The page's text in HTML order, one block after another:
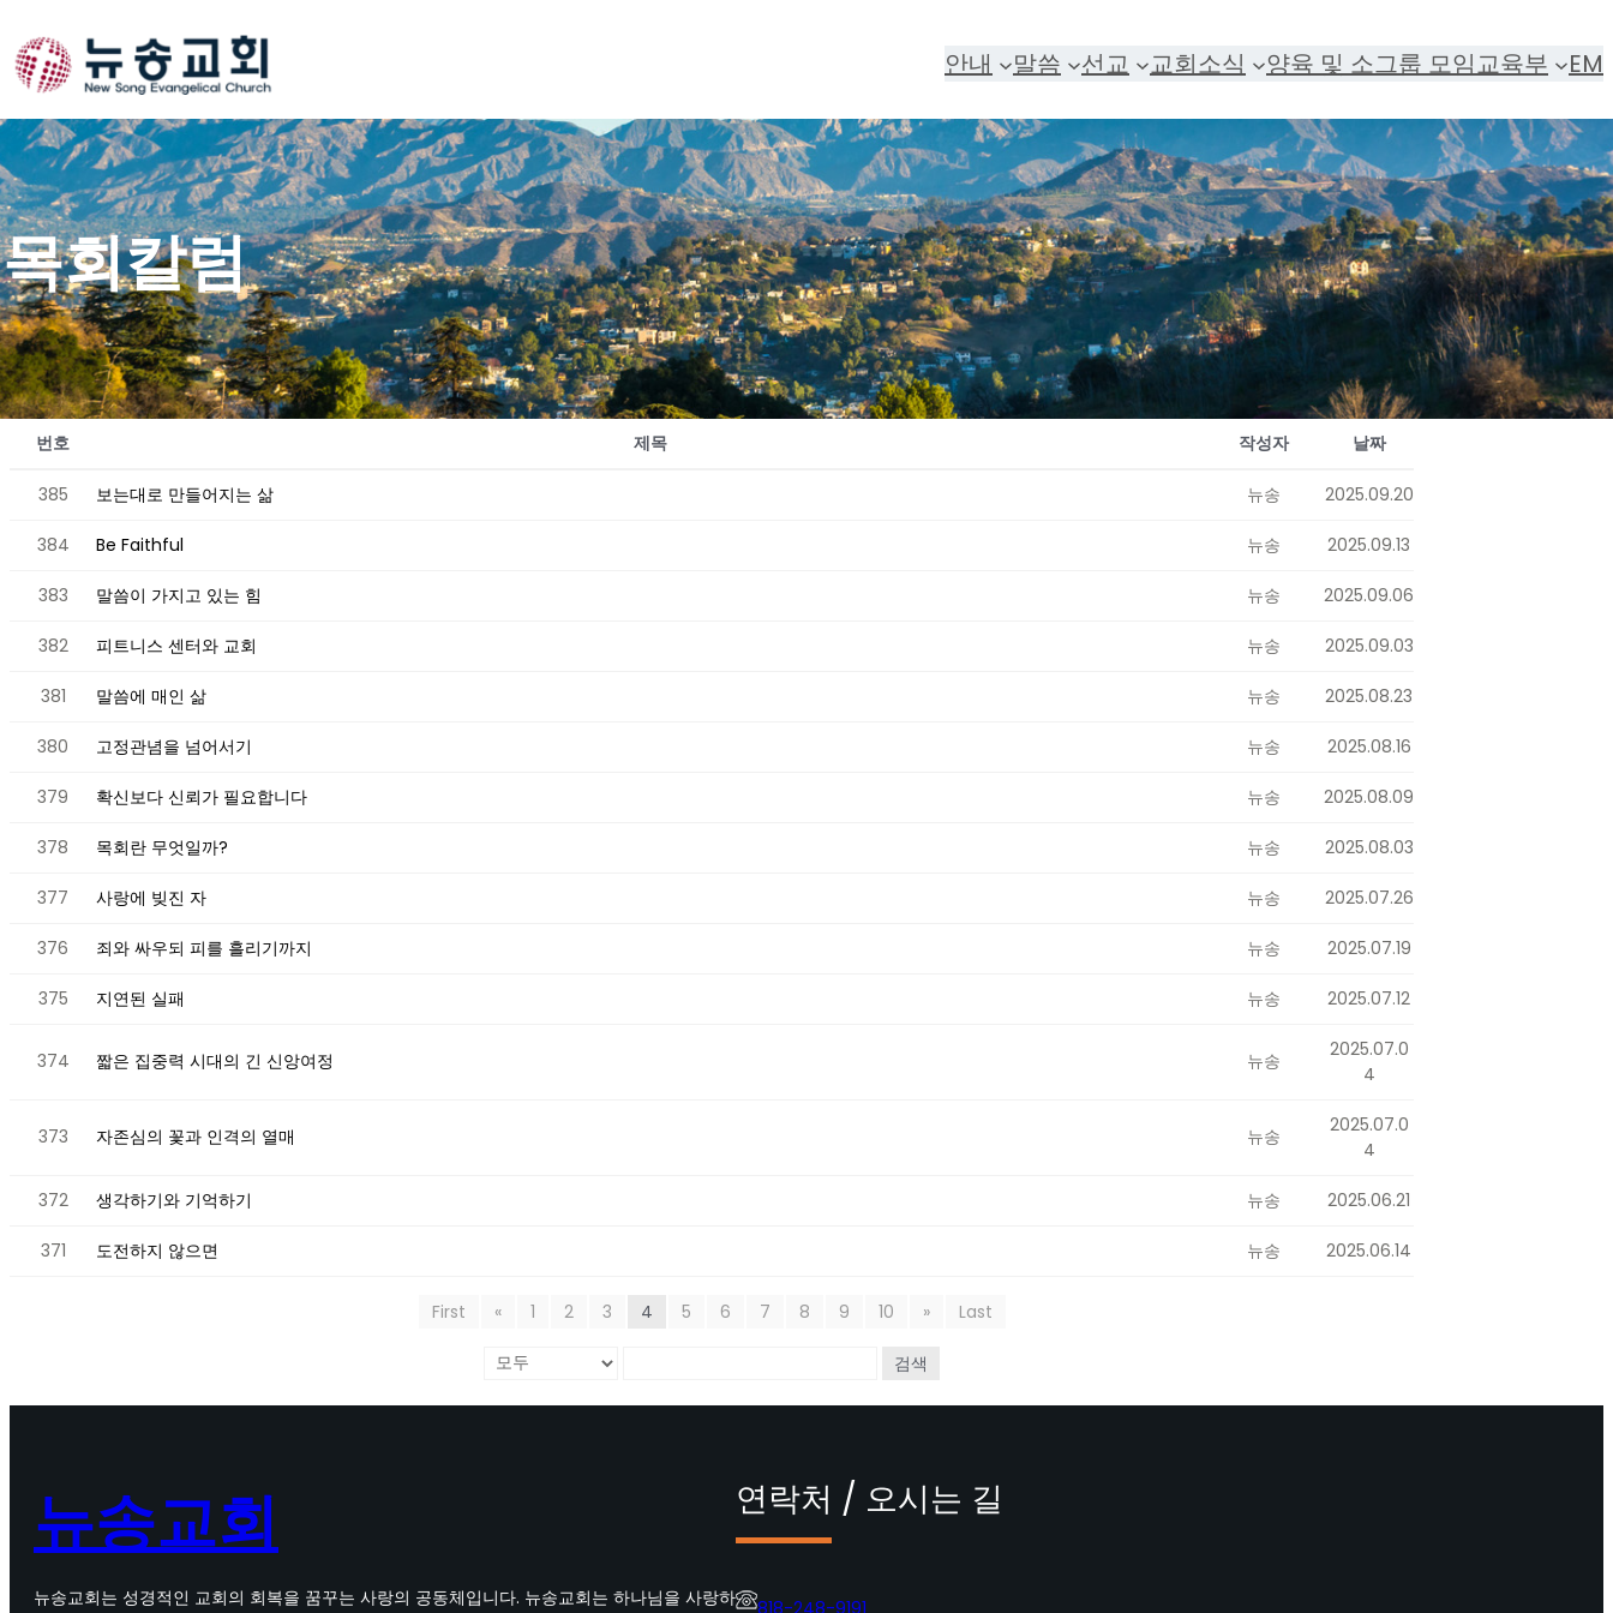
to
content
안내 말씀 선교 교회소식 양육 및 소그룹 모임교육부 EM
목회칼럼
번호 제목 작성자 날짜
385 보는대로 만들어지는 삶 뉴송 2025.09.20
384 Be Faithful 뉴송 2025.09.13
383 말씀이 가지고 있는 힘 뉴송 2025.09.06
382 피트니스 센터와 교회 뉴송 2025.09.03
381 말씀에 매인 삶 뉴송 2025.08.23
380 고정관념을 넘어서기 뉴송 2025.08.16
379 확신보다 신뢰가 필요합니다 뉴송 2025.08.09
378 목회란 무엇일까? 뉴송 2025.08.03
377 사랑에 빚진 자 뉴송 2025.07.26
376 죄와 싸우되 피를 흘리기까지 뉴송 2025.07.19
375 지연된 실패 뉴송 2025.07.12
374 짧은 집중력 시대의 긴 신앙여정 뉴송
2025.07.0
4
373 자존심의 꽃과 인격의 열매 뉴송
2025.07.0
4
372 생각하기와 기억하기 뉴송 2025.06.21
371 도전하지 않으면 뉴송 2025.06.14
First « 1 2 3 4 5 6 7 8 9 10 » Last
검색
뉴송교회
뉴송교회는 성경적인 교회의 회복을 꿈꾸는 사랑의 공동체입니다. 뉴송교회는 하나님을 사랑하
연락처 / 오시는 길
818-248-9191